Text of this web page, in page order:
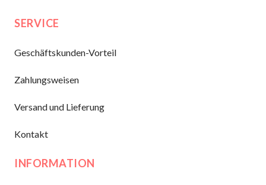
SERVICE
Geschäftskunden-Vorteil
Zahlungsweisen
Versand und Lieferung
Kontakt
INFORMATION